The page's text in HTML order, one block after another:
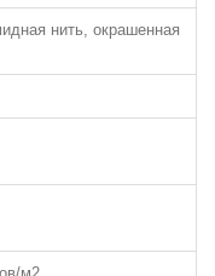
нить, окрашенная
м2